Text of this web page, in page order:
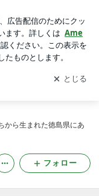
を受け取りまし
開く
から生まれた徳島県にあ
フォロー